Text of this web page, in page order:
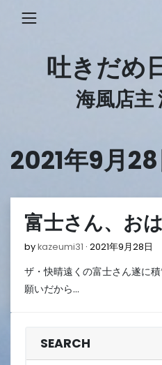
吐きだめ
海風店主
2021年9月28
富士さん、お
bykazeumi31 2021年9月28日
9
ザ・快晴遠くの富士さん遂に
願いだから…
SEARCH